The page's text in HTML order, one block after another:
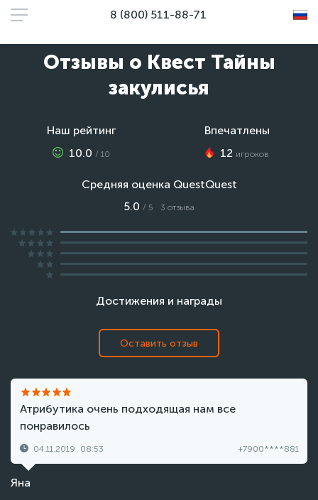
8 (800) 511-88-71
Отзывы о Квест Тайны
закулисья
Наш рейтинг
10.0 / 10
Впечатлены
12 игроков
Средняя оценка QuestQuest
5.0 / 5 3 отзыва
Достижения и награды
Оставить отзыв
Атрибутика очень подходящая нам все
понравилось
04.11.2019 08:53 +7900****881
Яна